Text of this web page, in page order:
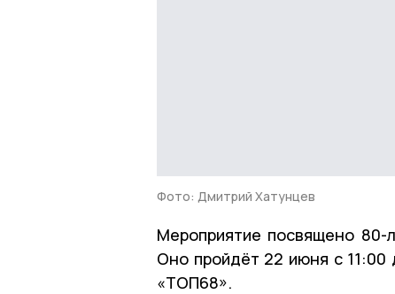
Фото: Дмитрий Хатунцев
Мероприятие посвящено
Оно пройдёт 22 июня с
«ТОП68».